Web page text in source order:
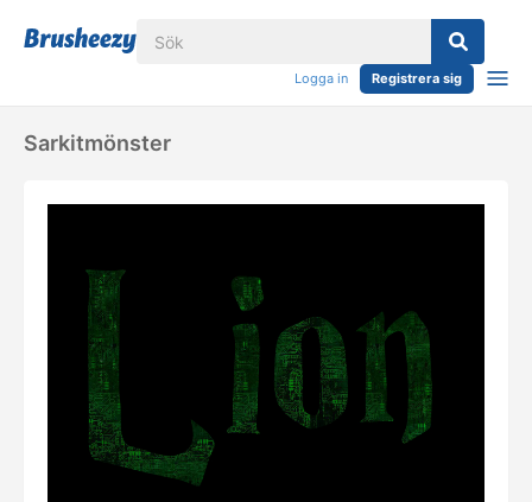
Logga in Registrera sig
Sarkitmönster